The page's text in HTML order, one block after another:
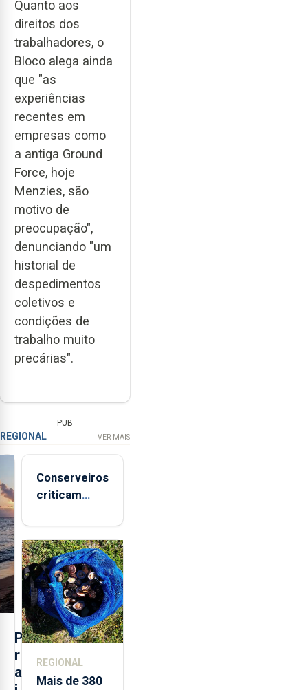
Quanto aos
direitos dos
trabalhadores, o
Bloco alega ainda
que "as
experiências
recentes em
empresas como
a antiga Ground
Force, hoje
Menzies, são
motivo de
preocupação",
denunciando "um
historial de
despedimentos
coletivos e
condições de
trabalho muito
precárias".
PUB
REGIONAL VER MAIS
P
r
a
Conserveiros
criticam
brancas com
selo Marca
Açores
REGIONAL
Mais de 380